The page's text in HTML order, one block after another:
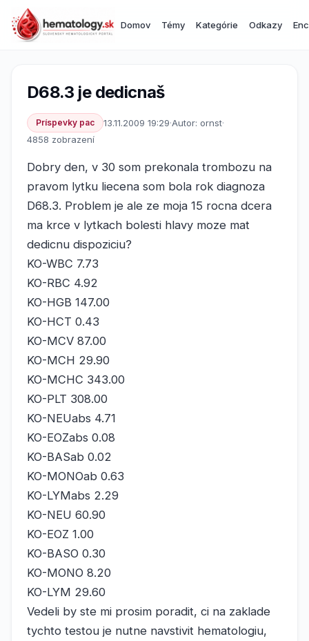
Domov Témy Kategórie Odkazy
D68.3 je dedicnaš
Príspevky pac 13.11.2009 19:29·Autor: ornst·
4858 zobrazení
Dobry den, v 30 som prekonala trombozu na
pravom lytku liecena som bola rok diagnoza
D68.3. Problem je ale ze moja 15 rocna dcera
ma krce v lytkach bolesti hlavy moze mat
dedicnu dispoziciu?
KO-WBC 7.73
KO-RBC 4.92
KO-HGB 147.00
KO-HCT 0.43
KO-MCV 87.00
KO-MCH 29.90
KO-MCHC 343.00
KO-PLT 308.00
KO-NEUabs 4.71
KO-EOZabs 0.08
KO-BASab 0.02
KO-MONOab 0.63
KO-LYMabs 2.29
KO-NEU 60.90
KO-EOZ 1.00
KO-BASO 0.30
KO-MONO 8.20
KO-LYM 29.60
Vedeli by ste mi prosim poradit, ci na zaklade
tychto testou je nutne navstivit hematologiu,